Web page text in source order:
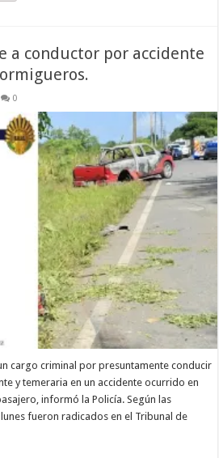
a conductor por accidente
0
cargo criminal por presuntamente conducir
y temeraria en un accidente ocurrido en
informó la Policía. Según las
fueron radicados en el Tribunal de